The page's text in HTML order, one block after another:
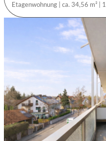
Etagenwohnung |ca. 34,56 m²